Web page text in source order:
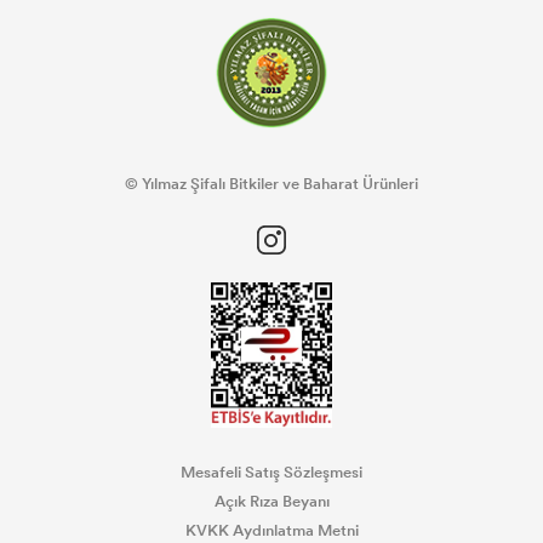
© Yılmaz Şifalı Bitkiler ve Baharat Ürünleri
Mesafeli Satış Sözleşmesi
Açık Rıza Beyanı
KVKK Aydınlatma Metni